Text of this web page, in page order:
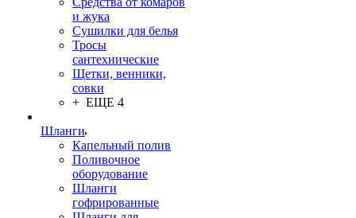
и жука
Сушилки для белья
Тросы
сантехнические
Щетки, венники,
совки
+ ЕЩЕ 4
Шланги
Капельный полив
Поливочное
оборудование
Шланги
гофрированные